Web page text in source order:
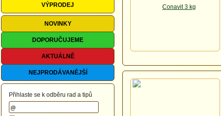
VÝPRODEJ
NOVINKY
DOPORUČUJEME
AKTUÁLNĚ
NEJPRODÁVANĚJŠÍ
Přihlaste se k odběru rad a tipů